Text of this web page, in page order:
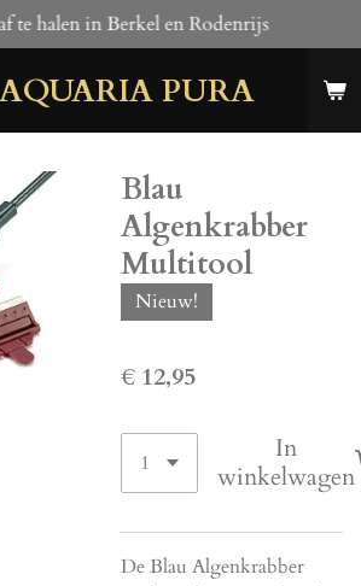
AQUARIA PURA
te halen in Berkel en Rodenrijs
Blau
Algenkrabber
Multitool
Nieuw!
€ 12,95
In
winkelwagen
De Blau Algenkrabber